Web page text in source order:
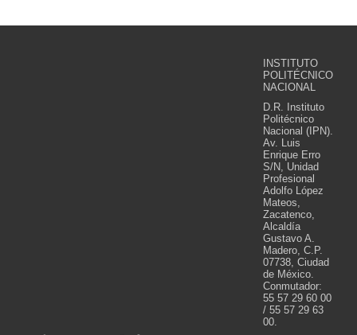
INSTITUTO
POLITÉCNICO
NACIONAL
D.R. Instituto
Politécnico
Nacional (IPN).
Av. Luis
Enrique Erro
S/N, Unidad
Profesional
Adolfo López
Mateos,
Zacatenco,
Alcaldía
Gustavo A.
Madero, C.P.
07738, Ciudad
de México.
Conmutador:
55 57 29 60 00
/ 55 57 29 63
00.